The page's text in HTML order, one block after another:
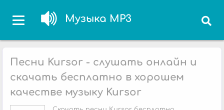
Музыка MP3
Песни Kursor - слушать онлайн и
скачать бесплатно в хорошем
качестве музыку Kursor